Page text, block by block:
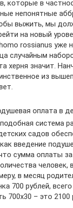
которые в
непонятные
выжить, мы
на новый
rossianus уже
случайным
херня значит.
из
оплата в
система
садов
введение
сумма оплаты
человек,
в месяц
700 рублей, всего
700х30 – это 2100